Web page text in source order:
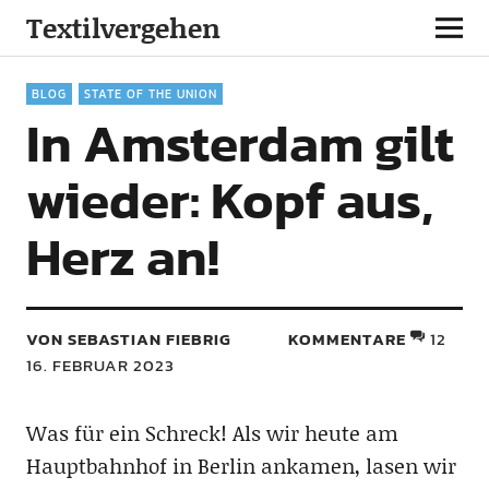
Textilvergehen
BLOG STATE OF THE UNION
In Amsterdam gilt
wieder: Kopf aus,
Herz an!
VON SEBASTIAN FIEBRIG
16. FEBRUAR 2023
KOMMENTARE 12
Was für ein Schreck! Als wir heute am
Hauptbahnhof in Berlin ankamen, lasen wir